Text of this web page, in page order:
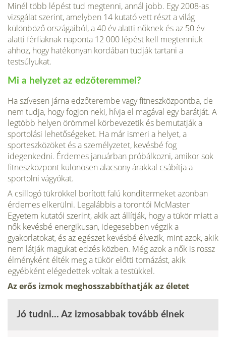
Minél több lépést tud megtenni, annál jobb. Egy 2008-as
vizsgálat szerint, amelyben 14 kutató vett részt a világ
különböző országaiból, a 40 év alatti nőknek és az 50 év
alatti férfiaknak naponta 12 000 lépést kell megtenniük
ahhoz, hogy hatékonyan kordában tudják tartani a
testsúlyukat.
Mi a helyzet az edzőteremmel?
Ha szívesen járna edzőterembe vagy fitneszközpontba, de
nem tudja, hogy fogjon neki, hívja el magával egy barátját. A
legtöbb helyen örömmel körbevezetik és bemutatják a
sportolási lehetőségeket. Ha már ismeri a helyet, a
sporteszközöket és a személyzetet, kevésbé fog
idegenkedni. Érdemes januárban próbálkozni, amikor sok
fitneszközpont különösen alacsony árakkal csábítja a
sportolni vágyókat.
A csillogó tükrökkel borított falú konditermeket azonban
érdemes elkerülni. Legalábbis a torontói McMaster
Egyetem kutatói szerint, akik azt állítják, hogy a tükör miatt a
nők kevésbé energikusan, idegesebben végzik a
gyakorlatokat, és az egészet kevésbé élvezik, mint azok, akik
nem látják magukat edzés közben. Még azok a nők is rossz
élményként élték meg a tükör előtti tornázást, akik
egyébként elégedettek voltak a testükkel.
Az erős izmok meghosszabbíthatják az életet
Jó tudni... Az izmosabbak tovább élnek